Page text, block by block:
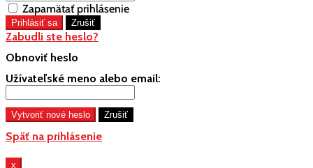
Zapamätať prihlásenie
Zabudli ste heslo?
Obnoviť heslo
Užívateľské meno alebo email:
Späť na prihlásenie
x